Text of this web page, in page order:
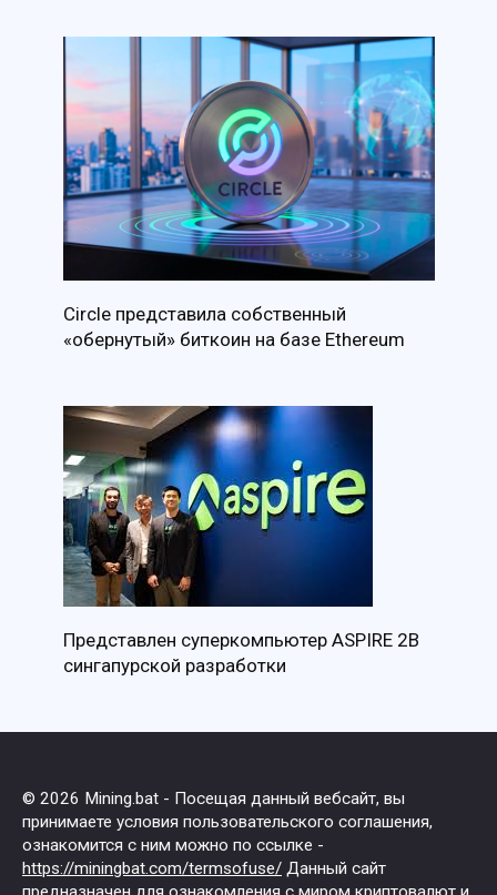
Circle представила собственный
«обернутый» биткоин на базе Ethereum
Представлен суперкомпьютер ASPIRE 2B
сингапурской разработки
© 2026 Mining.bat - Посещая данный вебсайт, вы
принимаете условия пользовательского соглашения,
ознакомится с ним можно по ссылке -
https://miningbat.com/termsofuse/ Данный сайт